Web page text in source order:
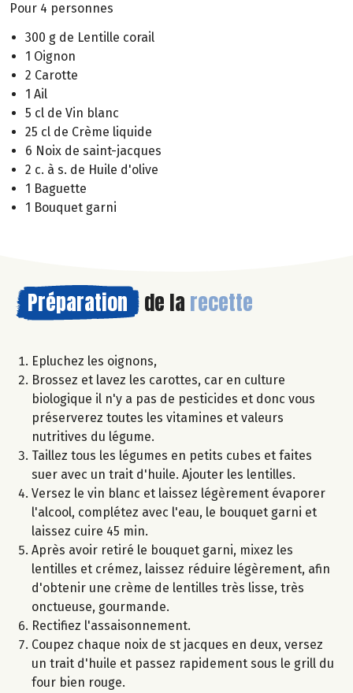
Pour 4 personnes
300 g de Lentille corail
1 Oignon
2 Carotte
1 Ail
5 cl de Vin blanc
25 cl de Crème liquide
6 Noix de saint-jacques
2 c. à s. de Huile d'olive
1 Baguette
1 Bouquet garni
Préparation de la recette
Epluchez les oignons,
Brossez et lavez les carottes, car en culture
biologique il n'y a pas de pesticides et donc vous
préserverez toutes les vitamines et valeurs
nutritives du légume.
Taillez tous les légumes en petits cubes et faites
suer avec un trait d'huile. Ajouter les lentilles.
Versez le vin blanc et laissez légèrement évaporer
l'alcool, complétez avec l'eau, le bouquet garni et
laissez cuire 45 min.
Après avoir retiré le bouquet garni, mixez les
lentilles et crémez, laissez réduire légèrement, afin
d'obtenir une crème de lentilles très lisse, très
onctueuse, gourmande.
Rectifiez l'assaisonnement.
Coupez chaque noix de st jacques en deux, versez
un trait d'huile et passez rapidement sous le grill du
four bien rouge.